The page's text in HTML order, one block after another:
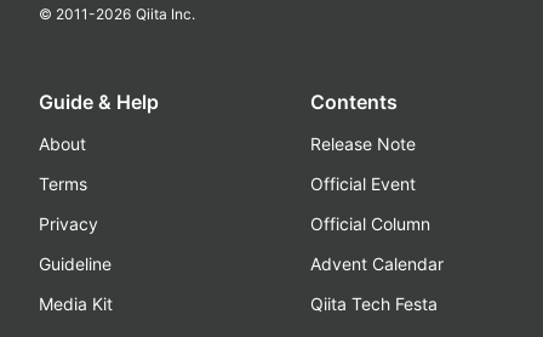
© 2011-2026 Qiita Inc.
Guide & Help
About
Terms
Privacy
Guideline
Media Kit
Contents
Release Note
Official Event
Official Column
Advent Calendar
Qiita Tech Festa